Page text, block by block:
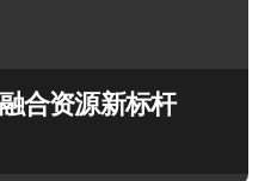
合资源新标杆